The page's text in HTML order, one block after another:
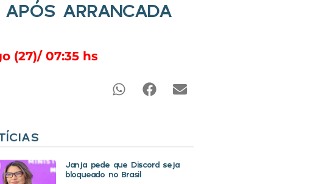
ARRANCADA
(27)/ 07:35 hs
Janja pede que Discord seja
bloqueado no Brasil